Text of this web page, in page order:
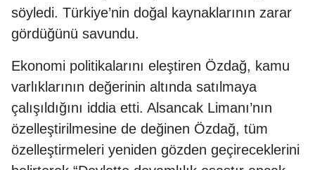
söyledi. Türkiye’nin doğal kaynaklarının zarar
gördüğünü savundu.
Ekonomi politikalarını eleştiren Özdağ, kamu
varlıklarının değerinin altında satılmaya
çalışıldığını iddia etti. Alsancak Limanı’nın
özelleştirilmesine de değinen Özdağ, tüm
özelleştirmeleri yeniden gözden geçireceklerini